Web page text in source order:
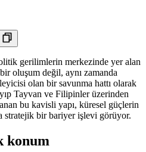
gerilimlerin merkezinde yer alan
oluşum değil, aynı zamanda
olan bir savunma hattı olarak
Tayvan ve Filipinler üzerinden
bu kavisli yapı, küresel güçlerin
stratejik bir bariyer işlevi görüyor.
konum